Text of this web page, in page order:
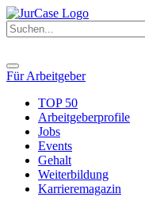
Für Arbeitgeber
TOP 50
Arbeitgeberprofile
Jobs
Events
Gehalt
Weiterbildung
Karrieremagazin